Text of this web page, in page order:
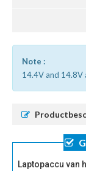
Note :
14.4V and 14.8V
Laptopaccu van